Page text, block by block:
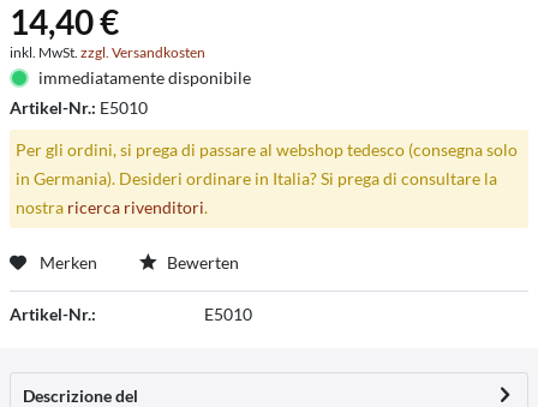
14,40 €
inkl. MwSt. zzgl. Versandkosten
immediatamente disponibile
Artikel-Nr.: E5010
Per gli ordini, si prega di passare al webshop tedesco (consegna solo
in Germania). Desideri ordinare in Italia? Si prega di consultare la
nostra ricerca rivenditori.
Merken Bewerten
Artikel-Nr.: E5010
Descrizione del